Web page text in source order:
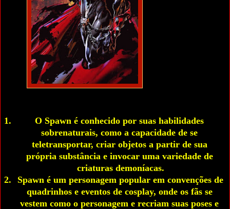
O Spawn é conhecido por suas habilidades
sobrenaturais, como a capacidade de se
teletransportar, criar objetos a partir de sua
própria substância e invocar uma variedade de
criaturas demoníacas.
Spawn é um personagem popular em convenções de
quadrinhos e eventos de cosplay, onde os fãs se
vestem como o personagem e recriam suas poses e